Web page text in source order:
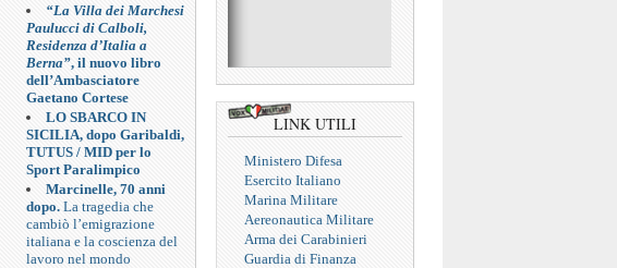
“La Villa dei Marchesi
Paulucci di Calboli,
Residenza d’Italia a
Berna”, il nuovo libro
dell’Ambasciatore
Gaetano Cortese
LO SBARCO IN
SICILIA, dopo Garibaldi,
TUTUS / MID per lo
Sport Paralimpico
Marcinelle, 70 anni
dopo. La tragedia che
cambiò l’emigrazione
italiana e la coscienza del
lavoro nel mondo
LINK UTILI
Ministero Difesa
Esercito Italiano
Marina Militare
Aereonautica Militare
Arma dei Carabinieri
Guardia di Finanza